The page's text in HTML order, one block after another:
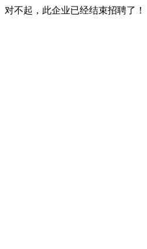
对不起，此企业已经结束招聘了！